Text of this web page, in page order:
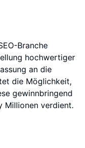
Branche
hochwertiger
an die
die Möglichkeit,
gewinnbringend
Millionen verdient.